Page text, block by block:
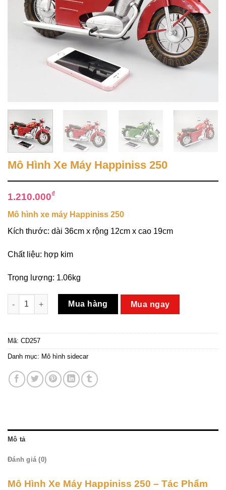
Mô Hình Xe Máy Happiniss 250
1.210.000₫
Mô hình xe máy Happiniss 250
Kích thước: dài 36cm x rộng 12cm x cao 19cm
Chất liệu: hợp kim
Trọng lượng: 1.06kg
Mô Hình Xe Máy Happiniss 250 số lượng
Mua hàng Mua ngay
Mã: CD257
Danh mục: Mô hình sidecar
Mô tả
Đánh giá (0)
Mô Hình Xe Máy Happiniss 250 – Tác Phẩm